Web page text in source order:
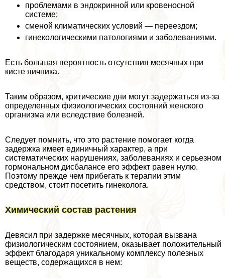
проблемами в эндокринной или кровеносной
системе;
сменой климатических условий — переездом;
гинекологическими патологиями и заболеваниями.
Есть большая вероятность отсутствия мecячных при
кисте яичника.
Таким образом, критические дни могут задержаться из-за
определенных физиологических состояний женского
организма или вследствие болезней.
Следует помнить, что это растение помогает когда
задержка имеет единичный хаpaктер, а при
систематических нарушениях, заболеваниях и серьезном
гормональном дисбалансе его эффект равен нулю.
Поэтому прежде чем прибегать к терапии этим
средством, стоит посетить гинеколога.
Химический состав растения
Девясил при задержке мecячных, которая вызвана
физиологическим состоянием, оказывает положительный
эффект благодаря уникальному комплексу полезных
веществ, содержащихся в нем: